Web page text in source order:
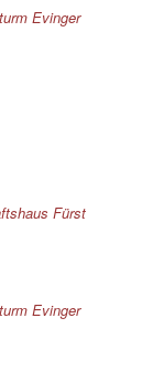
Evinger
Fürst
Evinger